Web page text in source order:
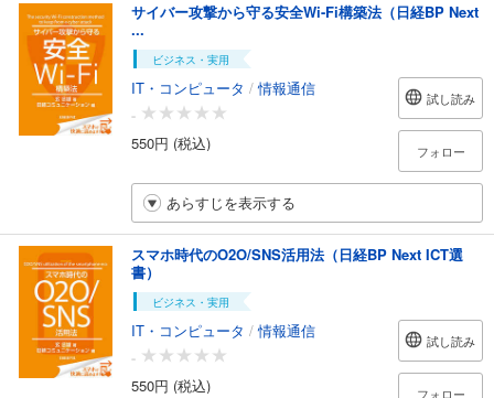
サイバー攻撃から守る安全Wi-Fi構築法（日経BP Next
...
ビジネス・実用
IT・コンピュータ /情報通信
-
550円 (税込)
試し読み
フォロー
あらすじを表示する
スマホ時代のO2O/SNS活用法（日経BP Next ICT選
書）
ビジネス・実用
IT・コンピュータ /情報通信
-
550円 (税込)
試し読み
フォロー